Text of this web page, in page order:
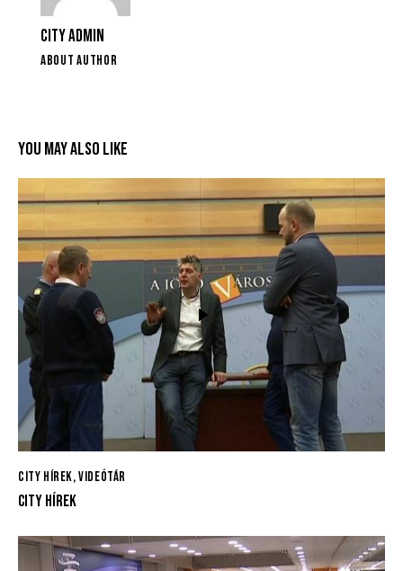
CITY ADMIN
ABOUT AUTHOR
YOU MAY ALSO LIKE
CITY HÍREK,VIDEÓTÁR
CITY HÍREK